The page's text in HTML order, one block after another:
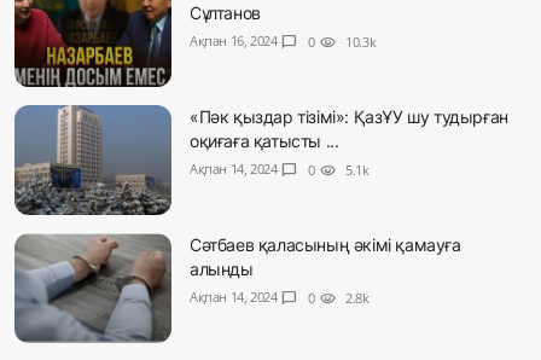
Сұлтанов
Ақпан 16, 2024 chat_bubble 0 visibility 10.3k
«Пәк қыздар тізімі»: ҚазҰУ шу тудырған
оқиғаға қатысты ...
Ақпан 14, 2024 chat_bubble 0 visibility 5.1k
Сәтбаев қаласының әкімі қамауға
алынды
Ақпан 14, 2024 chat_bubble 0 visibility 2.8k